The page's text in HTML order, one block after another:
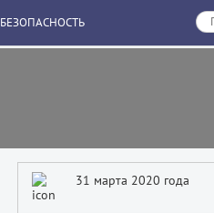
БЕЗОПАСНОСТЬ
31 марта 2020 года